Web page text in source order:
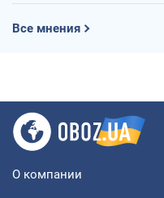
Все мнения
О компании